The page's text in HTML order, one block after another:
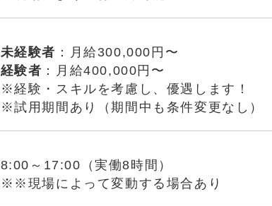
未経験者 ：月給300,000円〜
経験者 ：月給400,000円〜
※経験・スキルを考慮し、優遇します！
※試用期間あり（期間中も条件変更なし）
8:00～17:00（実働8時間）
※※現場によって変動する場合あり